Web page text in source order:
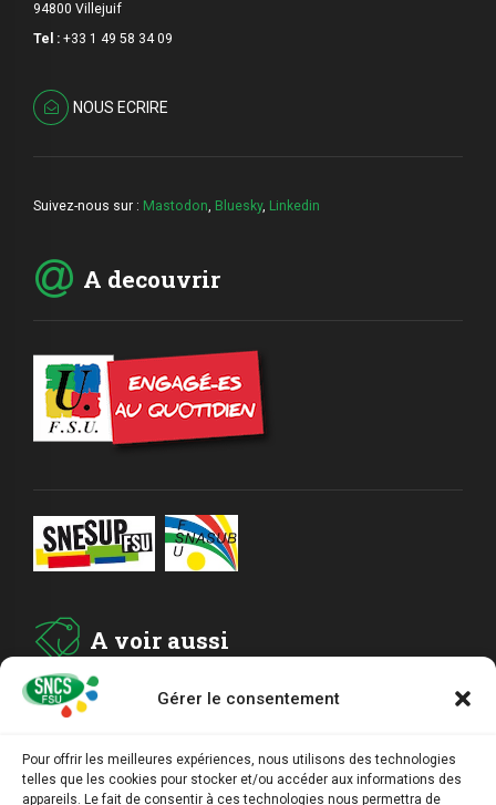
Gérer le consentement
Pour offrir les meilleures expériences, nous utilisons des technologies
telles que les cookies pour stocker et/ou accéder aux informations des
appareils. Le fait de consentir à ces technologies nous permettra de
94800 Villejuif
Tel : +33 1 49 58 34 09
NOUS ECRIRE
Suivez-nous sur : Mastodon, Bluesky, Linkedin
A decouvrir
A voir aussi
ADHESION
ARCHIVES